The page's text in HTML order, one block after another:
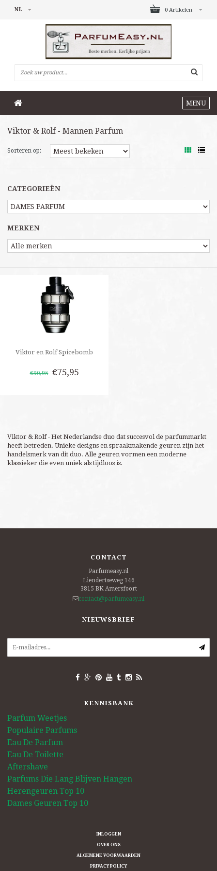
0 Artikelen
NL
MENU
Viktor & Rolf - Mannen Parfum
Sorteren op:
CATEGORIEËN
MERKEN
Viktor en Rolf Spicebomb
€90,95 €75,95
Viktor & Rolf - Het Nederlandse duo dat succesvol de parfummarkt
heeft betreden. Unieke designs en spraakmakende geuren zijn het
handelsmerk van dit duo. Alle geuren vormen een moderne
klassieker die even uniek als tijdloos is.
CONTACT
Parfumeasy.nl
Liendertseweg 146
3815 BK Amersfoort
contact@parfumeasy.nl
NIEUWSBRIEF
KENNISBANK
Parfum Weetjes
Populaire Parfums
Eau De Parfum
Eau De Toilette
Aftershave
Parfums Die Lang Blijven Hangen
Herengeuren Top 10
Dames Geuren Top 10
INLOGGEN
OVER ONS
ALGEMENE VOORWAARDEN
PRIVACY POLICY